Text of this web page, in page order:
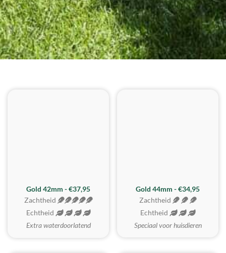
ZACHTSTE
Gold 42mm - €37,95
Zachtheid
Echtheid
Extra waterdoorlatend
Gold 44mm - €34,95
Zachtheid
Echtheid
Speciaal voor huisdieren